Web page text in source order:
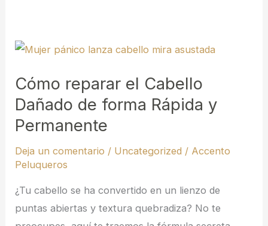
Cómo reparar el Cabello
Dañado de forma Rápida y
Permanente
Deja un comentario / Uncategorized / Accento
Peluqueros
¿Tu cabello se ha convertido en un lienzo de
puntas abiertas y textura quebradiza? No te
Cómo
el
Cabello
Dañado
forma
Rápida
y
Permanente